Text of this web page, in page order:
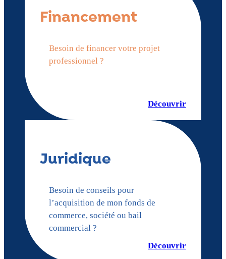
Financement
Besoin de financer votre projet
professionnel ?
Découvrir
Juridique
Besoin de conseils pour
l’acquisition de mon fonds de
commerce, société ou bail
commercial ?
Découvrir